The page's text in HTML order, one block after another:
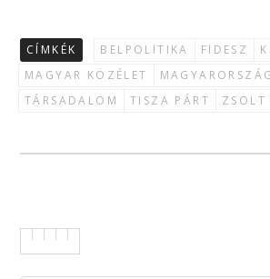
CÍMKÉK BELPOLITIKA FIDESZ
MAGYAR KÖZÉLET
MAGYARORSZÁG
TÁRSADALOM
TISZA PÁRT ZSOLT